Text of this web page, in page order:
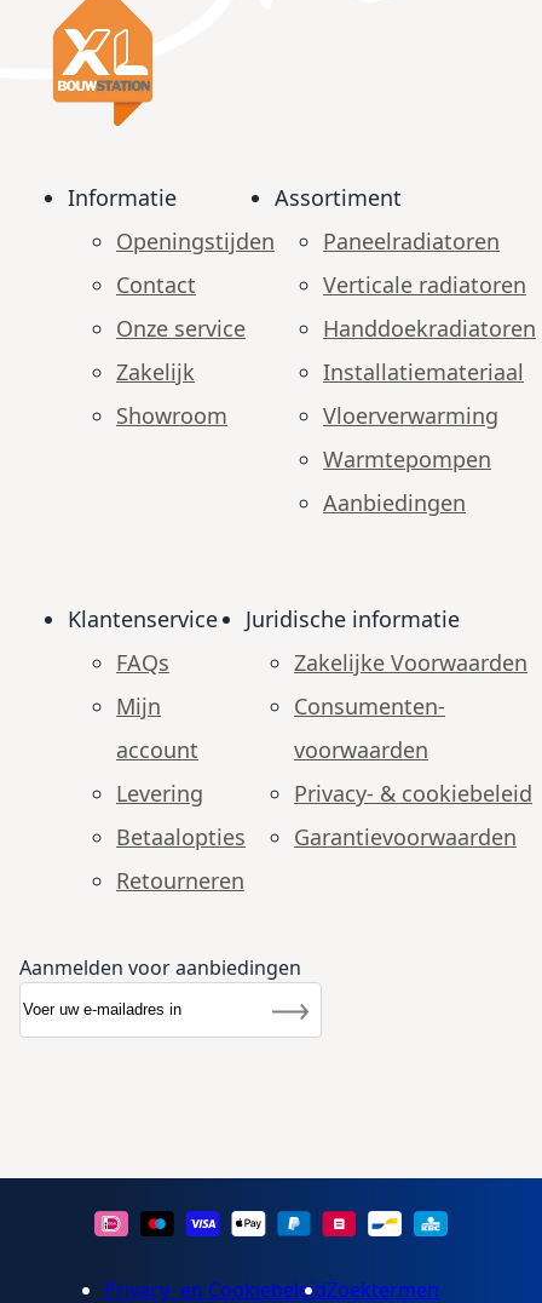
Informatie
Openingstijden
Contact
Onze service
Zakelijk
Showroom
Assortiment
Paneelradiatoren
Verticale radiatoren
Handdoekradiatoren
Installatiemateriaal
Vloerverwarming
Warmtepompen
Aanbiedingen
Klantenservice
FAQs
Mijn
account
Levering
Betaalopties
Retourneren
Juridische informatie
Zakelijke Voorwaarden
Consumenten­
voorwaarden
Privacy- & cookiebeleid
Garantie­voorwaarden
Aanmelden voor aanbiedingen
Nieuwsbrief
Inschrijven
Privacy- en CookiebeleidZoektermen